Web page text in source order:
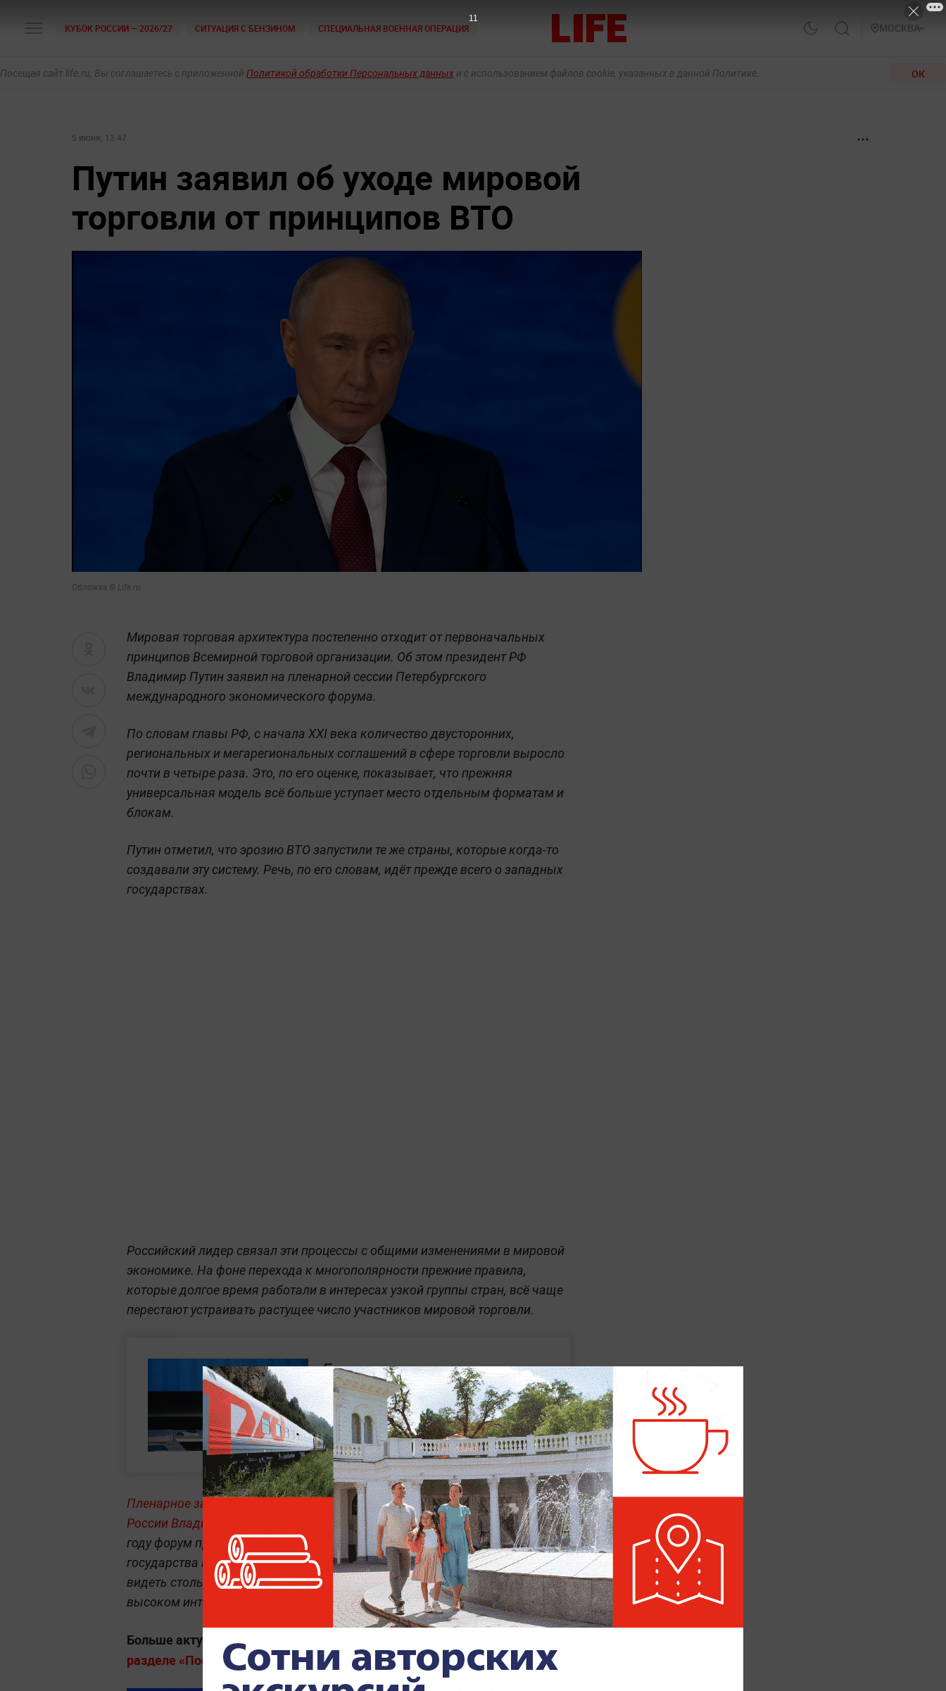
КУБОК РОССИИ — 2026/27 СИТУАЦИЯ С БЕНЗИНОМ СПЕЦИАЛЬНАЯ ВОЕННАЯ ОПЕРАЦИЯ МОСКВА
Посещая сайт life.ru, Вы соглашаетесь с приложенной Политикой обработки Персональных данных и с использованием файлов cookie, указанных в данной Политике. ОК
5 июня, 13:47
Путин заявил об уходе мировой
торговли от принципов ВТО
Обложка © Life.ru
Мировая торговая архитектура постепенно отходит от первоначальных
принципов Всемирной торговой организации. Об этом президент РФ
Владимир Путин заявил на пленарной сессии Петербургского
международного экономического форума.
По словам главы РФ, с начала XXI века количество двусторонних,
региональных и мегарегиональных соглашений в сфере торговли выросло
почти в четыре раза. Это, по его оценке, показывает, что прежняя
универсальная модель всё больше уступает место отдельным форматам и
блокам.
Путин отметил, что эрозию ВТО запустили те же страны, которые когда-то
создавали эту систему. Речь, по его словам, идёт прежде всего о западных
государствах.
Российский лидер связал эти процессы с общими изменениями в мировой
экономике. На фоне перехода к многополярности прежние правила,
которые долгое время работали в интересах узкой группы стран, всё чаще
перестают устраивать растущее число участников мировой торговли.
Без лишних посредников и в
нацвалютах: Путин
обозначил новые маршруты
торговли в Евразии
Пленарное заседание ПМЭФ-2026 проходит в Санкт-Петербурге. Президент
России Владимир Путин выступает на нём с ключевым докладом.В этом
году форум принял гостей и экспертов из более чем 130 стран. Глава
государства поприветствовал собравшихся и отметил, что ему приятно
видеть столь представительный зал. По словам президента, это говорит о
высоком интересе к площадке.
Больше актуальных событий в режиме реального времени —
разделе «Последние новости» на Life.ru
9